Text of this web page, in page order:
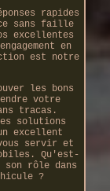
rapides
sans faille
excellentes
en
est notre
les bons
votre
tracas.
solutions
excellent
servir et
Qu'est-
rôle dans
?